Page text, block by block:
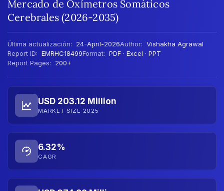
Mercado de Oxímetros Somáticos
Cerebrales (2026-2035)
Última actualización: 24-April-2026Author: Vishakha Agrawal
Report ID: EMRHC18499Format: PDF · Excel · PPT
Report Pages:
200+
USD 203.12 Million
MARKET SIZE 2025
6.32%
CAGR